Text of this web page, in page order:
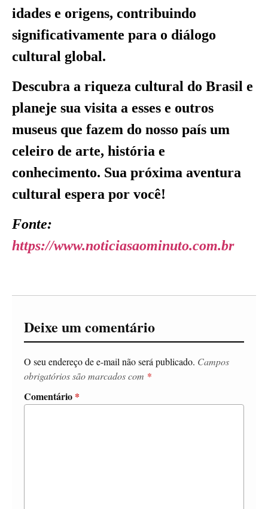
idades e origens, contribuindo
significativamente para o diálogo
cultural global.
Descubra a riqueza cultural do Brasil e
planeje sua visita a esses e outros
museus que fazem do nosso país um
celeiro de arte, história e
conhecimento. Sua próxima aventura
cultural espera por você!
Fonte:
https://www.noticiasaominuto.com.br
Deixe um comentário
O seu endereço de e-mail não será publicado. Campos
obrigatórios são marcados com *
Comentário *